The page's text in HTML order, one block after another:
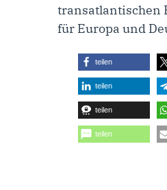
transatlantischen
für Europa und
teilen
teilen
teilen
teilen